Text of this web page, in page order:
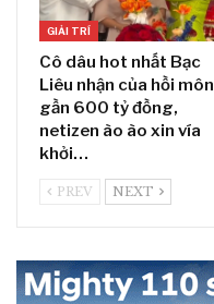
GIẢI TRÍ
Cô dâu hot nhất Bạc
Liêu nhận của hồi môn
gần 600 tỷ đồng,
netizen ào ào xin vía
khởi…
PREV NEXT